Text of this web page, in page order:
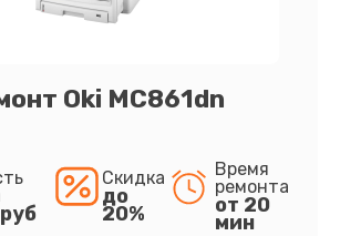
Oki MC861dn
Скидка
до
20%
Время
ремонта
от 20
мин